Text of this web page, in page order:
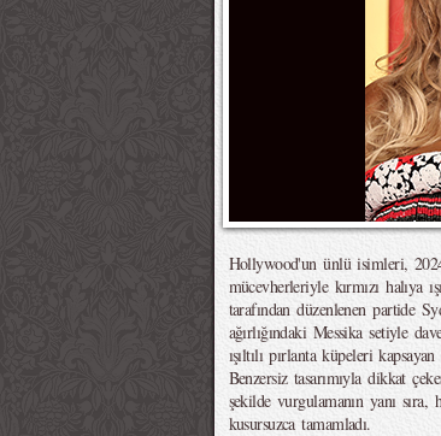
Hollywood'un ünlü isimleri,
mücevherleriyle kırmızı halıya
tarafından düzenlenen partide
ağırlığındaki Messika setiyle
ışıltılı pırlanta küpeleri
Benzersiz tasarımıyla dikkat
şekilde vurgulamanın yanı
kusursuzca tamamladı.